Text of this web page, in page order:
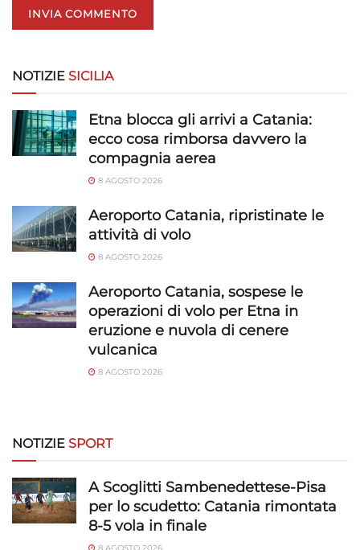
Utilizzare dati di geolocalizzazione precisi,
Riconoscere i dispositivi in base a informazioni
Garantire la sicurezza, prevenire e
rilevare frodi, correggere errori, Erogare
e presentare pubblicità e contenuto,
Salvare e comunicare le scelte sulla
privacy.
Sempre attivo
NOTIZIE SICILIA
Etna blocca gli arrivi a Catania:
ecco cosa rimborsa davvero la
compagnia aerea
8 AGOSTO 2026
Aeroporto Catania, ripristinate le
attività di volo
8 AGOSTO 2026
Aeroporto Catania, sospese le
operazioni di volo per Etna in
eruzione e nuvola di cenere
vulcanica
8 AGOSTO 2026
NOTIZIE SPORT
A Scoglitti Sambenedettese-Pisa
per lo scudetto: Catania rimontata
8-5 vola in finale
8 AGOSTO 2026